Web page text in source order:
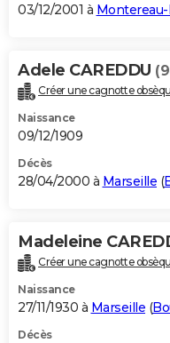
03/12/2001 à
Adele CAREDDU
Créer une cagnotte
Naissance
09/12/1909
Décès
28/04/2000 à Marseille (
Madeleine
Créer une cagnotte
Naissance
27/11/1930 à Marseille (
Décès